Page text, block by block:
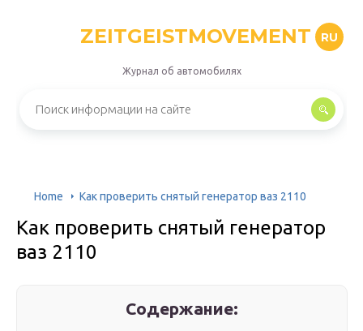
ZEITGEISTMOVEMENT RU
Журнал об автомобилях
Home Как проверить снятый генератор ваз 2110
Как проверить снятый генератор
ваз 2110
Содержание: